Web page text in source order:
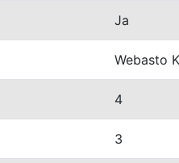
Ja
Webasto
4
3